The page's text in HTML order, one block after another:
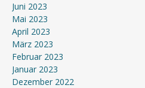
Juni 2023
Mai 2023
April 2023
März 2023
Februar 2023
Januar 2023
Dezember 2022